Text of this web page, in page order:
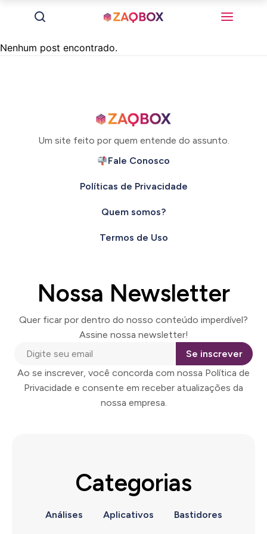
Nenhum post encontrado.
Um site feito por quem entende do assunto.
Fale Conosco
Políticas de Privacidade
Quem somos?
Termos de Uso
Nossa Newsletter
Quer ficar por dentro do nosso conteúdo imperdível?
Assine nossa newsletter!
Se inscrever
Ao se inscrever, você concorda com nossa Política de
Privacidade e consente em receber atualizações da
nossa empresa.
Categorias
Análises Aplicativos Bastidores